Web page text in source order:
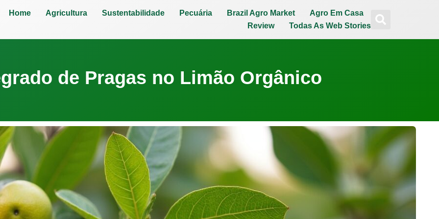
Home Agricultura Sustentabilidade Pecuária Brazil Agro Market
Agro Em Casa
Review
Todas As Web Stories
de Pragas no Limão Orgânico